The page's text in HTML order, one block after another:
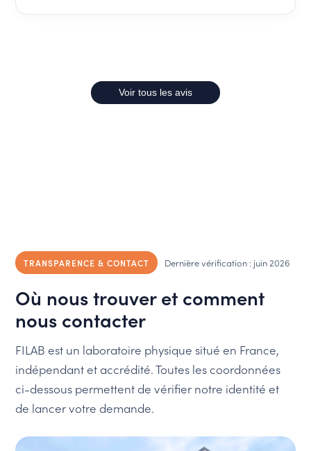
Voir tous les avis
TRANSPARENCE & CONTACT Dernière vérification : juin 2026
Où nous trouver et comment
nous contacter
FILAB est un laboratoire physique situé en France,
indépendant et accrédité. Toutes les coordonnées
ci-dessous permettent de vérifier notre identité et
de lancer votre demande.